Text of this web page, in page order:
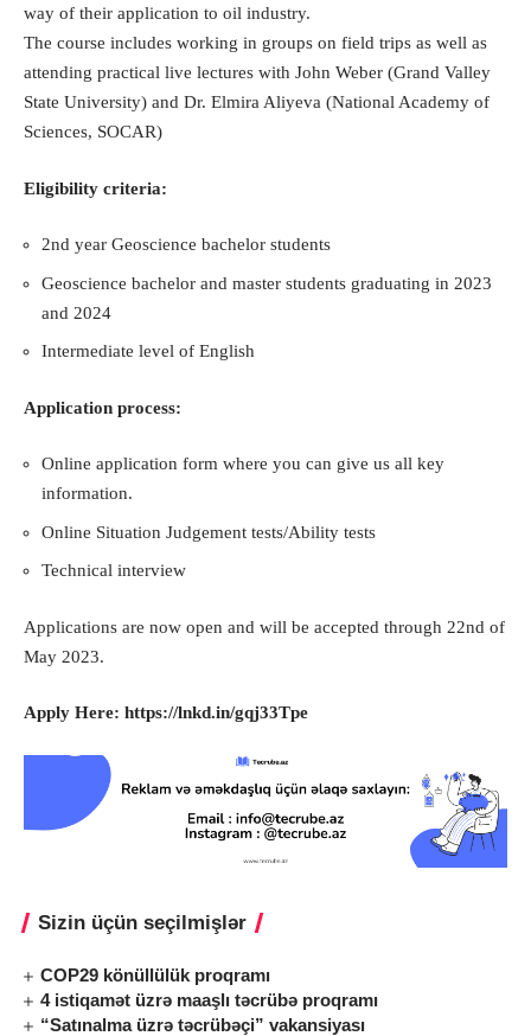
way of their application to oil industry.
The course includes working in groups on field trips as well as
attending practical live lectures with John Weber (Grand Valley
State University) and Dr. Elmira Aliyeva (National Academy of
Sciences, SOCAR)
Eligibility criteria:
2nd year Geoscience bachelor students
Geoscience bachelor and master students graduating in 2023
and 2024
Intermediate level of English
Application process:
Online application form where you can give us all key
information.
Online Situation Judgement tests/Ability tests
Technical interview
Applications are now open and will be accepted through 22nd of
May 2023.
Apply Here: https://lnkd.in/gqj33Tpe
Sizin üçün seçilmişlər
COP29 könüllülük proqramı
4 istiqamət üzrə maaşlı təcrübə proqramı
“Satınalma üzrə təcrübəçi” vakansiyası